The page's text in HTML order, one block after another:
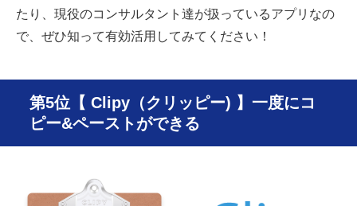
たり、現役のコンサルタント達が扱っているアプリなの
で、ぜひ知って有効活用してみてください！
第5位【 Clipy（クリッピー) 】一度にコ
ピー&ペーストができる